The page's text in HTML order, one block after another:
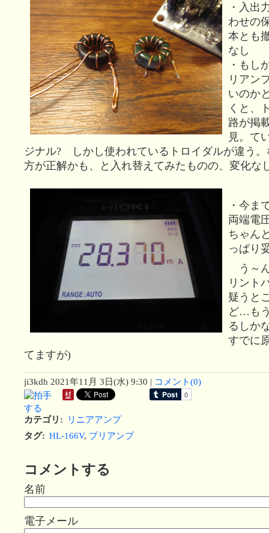
・入出
わせの
本とも
なし
・もし
リアン
いのか
くと、
路が掲
見。て
ジナル? しかし使われているトロイダルが違う
方が正解かも、と入れ替えてみたものの、変化な
・今ま
両端電
ちゃん
っぱり
う～
リント
疑うと
ど…も
るしか
すでに
てますが)
ji3kdh 2021年11月 3日(水) 9:30 | コメント(0)
カテゴリ :
リニアアンプ
タグ: HL-166V, プリアンプ
コメントする
名前
電子メール